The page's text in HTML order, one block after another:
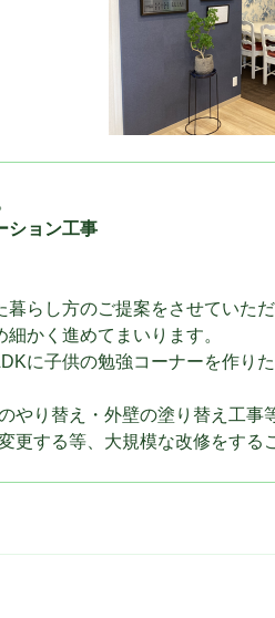
ション工事
らし方のご提案をさせていただ
かく進めてまいります。
に子供の勉強コーナーを作り
やり替え・外壁の塗り替え工事
更する等、大規模な改修をす